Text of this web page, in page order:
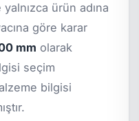
ürün adına
göre karar
mm olarak
seçim
bilgisi